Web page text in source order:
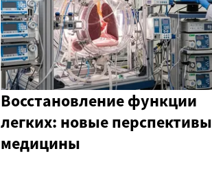
Восстановление функции
легких: новые перспективы
медицины